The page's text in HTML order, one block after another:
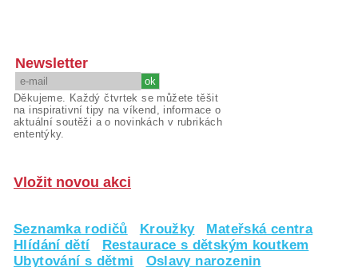
Newsletter
Děkujeme. Každý čtvrtek se můžete těšit
na inspirativní tipy na víkend, informace o
aktuální soutěži a o novinkách v rubrikách
ententýky.
Vložit novou akci
Seznamka rodičů Kroužky
Mateřská centra
Hlídání dětí
Restaurace s dětským koutkem
Ubytování s dětmi
Oslavy narozenin